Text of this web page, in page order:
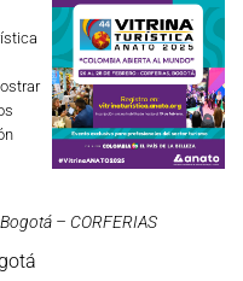
– CORFERIAS